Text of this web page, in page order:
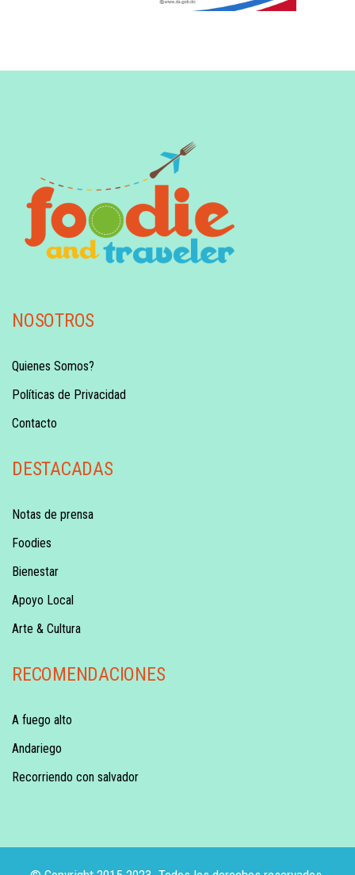
NOSOTROS
Quienes Somos?
Políticas de Privacidad
Contacto
DESTACADAS
Notas de prensa
Foodies
Bienestar
Apoyo Local
Arte & Cultura
RECOMENDACIONES
A fuego alto
Andariego
Recorriendo con salvador